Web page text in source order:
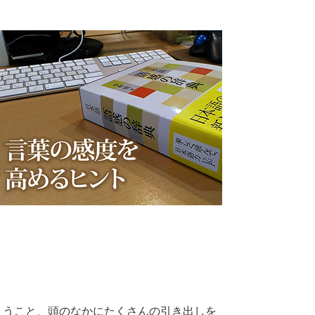
こと、頭のなかにたくさんの引き出しを